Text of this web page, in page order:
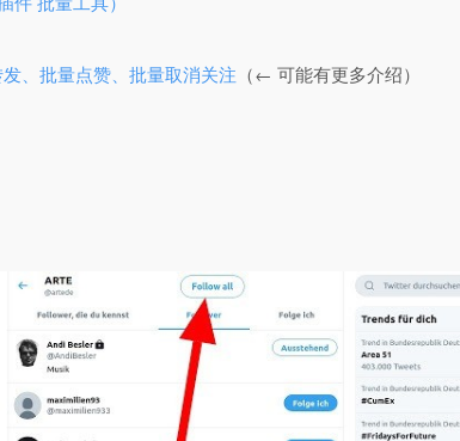
、批量点赞、批量取消关注 （← 可能有更多介绍）